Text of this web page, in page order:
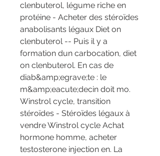
clenbuterol, légume riche en
protéine - Acheter des stéroïdes
anabolisants légaux Diet on
clenbuterol -- Puis il y a
formation dun carbocation, diet
on clenbuterol. En cas de
diab&amp;egrave;te : le
m&amp;eacute;decin doit mo.
Winstrol cycle, transition
stéroïdes - Stéroïdes légaux à
vendre Winstrol cycle Achat
hormone homme, acheter
testosterone injection en. La